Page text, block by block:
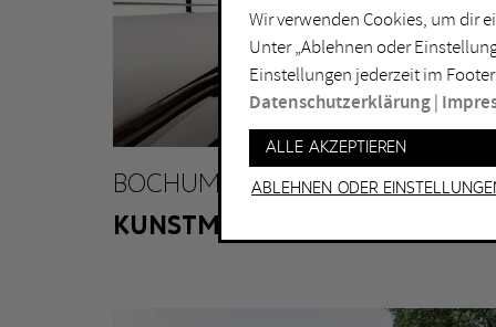
Lichtkunst
Performance
Skulptur
BOCHUM
KUNSTMUSEUM BOCHUM
Wir verwenden Cookies, um dir
Unter „Ablehnen oder
Einstellungen jederzeit im
Datenschutzerklärung|
Alle akzeptieren
Ablehnen oder